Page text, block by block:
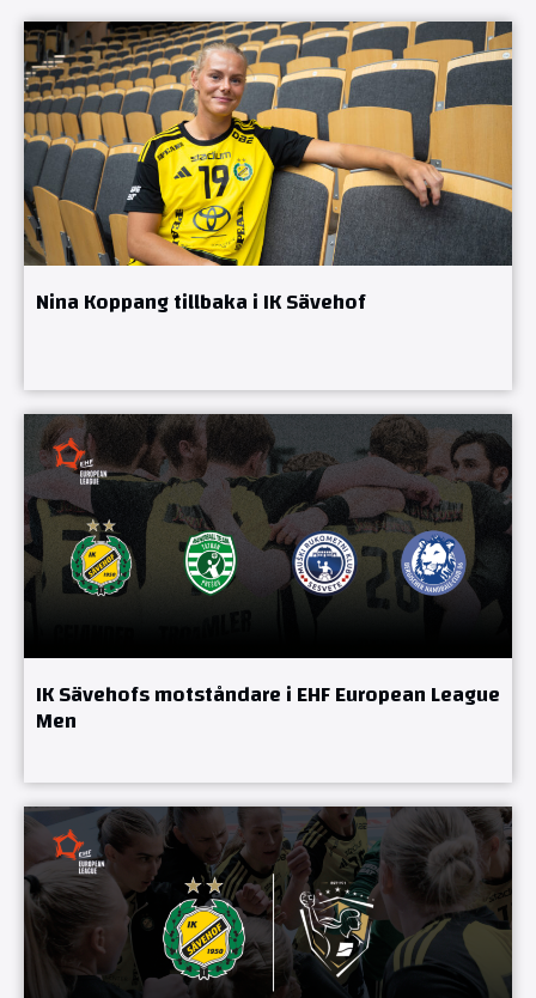
Nina Koppang tillbaka i IK Sävehof
IK Sävehofs motståndare i EHF European League
Men